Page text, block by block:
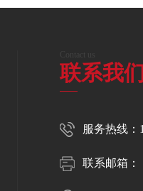
联系我
服务热线：
联系邮箱：